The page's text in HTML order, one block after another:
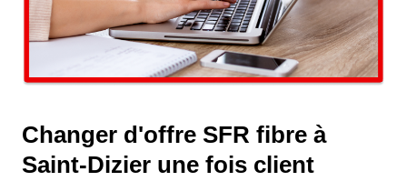
Changer d'offre SFR fibre à
Saint-Dizier une fois client